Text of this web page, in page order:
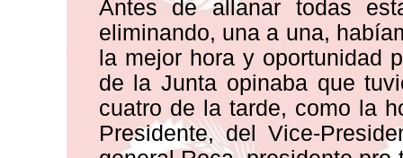
Antes de allanar todas
eliminando, una a una,
la mejor hora y oportunidad
de la Junta opinaba que
cuatro de la tarde, como la
Presidente, del Vice-